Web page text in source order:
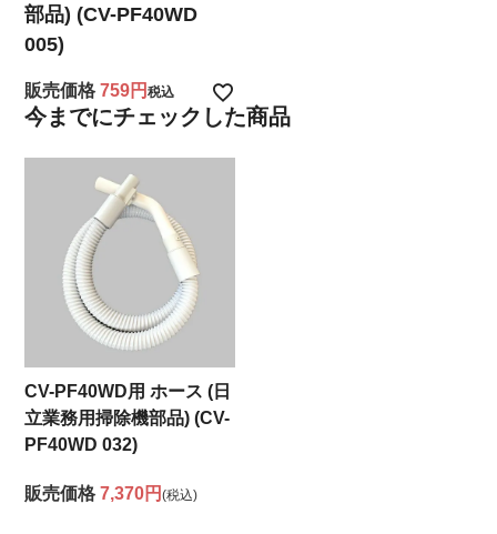
部品) (CV-PF40WD
005)
販売価格 759 税込
今までにチェックした商品
CV-PF40WD用 ホース (日
立業務用掃除機部品) (CV-
PF40WD 032)
販売価格 7,370円(税込)